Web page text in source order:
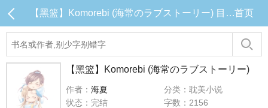
【黑篮】Komorebi (海常のラブストーリー) 目录 (共3章)首页
【黑篮】Komorebi (海常のラブストーリー)
作者： 海夏
分类：耽美小说
状态：完结
字数：2156